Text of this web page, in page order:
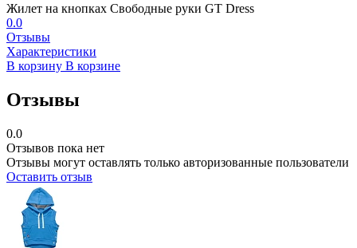
Жилет на кнопках Свободные руки GT Dress
0.0
Отзывы
Характеристики
В корзину В корзине
Отзывы
0.0
Отзывов пока нет
Отзывы могут оставлять только авторизованные пользователи
Оставить отзыв